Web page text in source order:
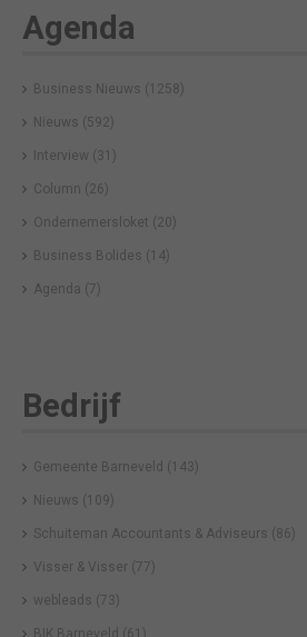
Agenda
Business Nieuws (1258)
Nieuws (592)
Interview (31)
Column (26)
Ondernemersloket (20)
Business Bolides (14)
Agenda (7)
Bedrijf
Gemeente Barneveld (143)
Nieuws (109)
Schuiteman Accountants & Adviseurs (86)
Visser & Visser (77)
webleads (73)
BIK Barneveld (61)